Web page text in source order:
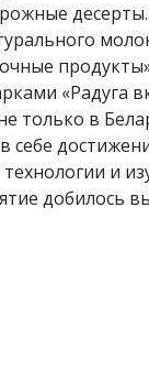
«Радуга
только в
себе
и
добилось